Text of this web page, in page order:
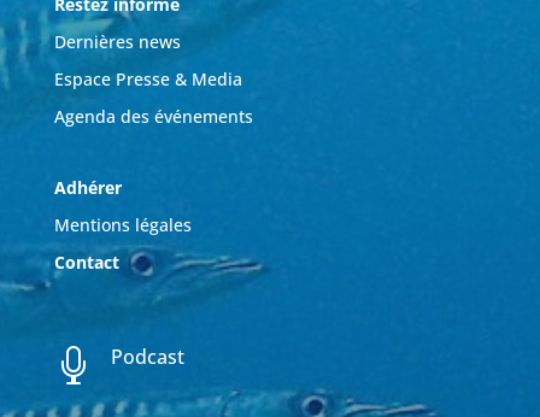
Dernières news
Espace Presse & Media
Agenda des événements
Adhérer
Mentions légales
Contact
 Podcast